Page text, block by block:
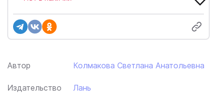
Автор Колмакова Светлана Анатольевна
Издательство Лань